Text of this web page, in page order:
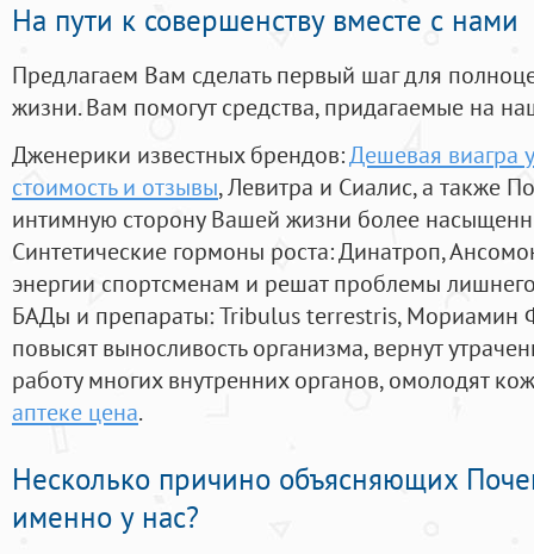
На пути к совершенству вместе с нами
Предлагаем Вам сделать первый шаг для
жизни. Вам помогут средства, придагаемые на
Дженерики известных брендов:Дешевая виагра
стоимость и отзывы, Левитра и Сиалис, а также
интимную сторону Вашей жизни более
Синтетические гормоны роста: Динатроп,
энергии спортсменам и решат проблемы
БАДы и препараты:Tribulus terrestris, Мориамин
повысят выносливость организма, вернут
работу многих внутренних органов, омолодят
аптеке цена.
Несколько причино объясняющих
именно у нас?